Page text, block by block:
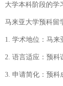
大学本科阶段的学
马来亚大学预科留
1. 学术地位：马来
2. 语言适应：预科
3. 申请简化：预科